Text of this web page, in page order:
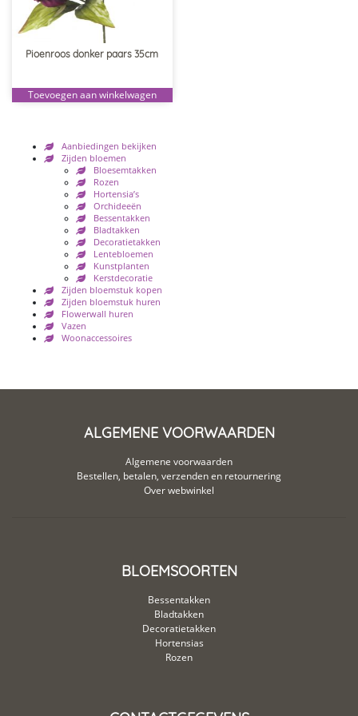
Aanbiedingen bekijken
Zijden bloemen
Bloesemtakken
Rozen
Hortensia’s
Orchideeën
Bessentakken
Bladtakken
Decoratietakken
Lentebloemen
Kunstplanten
Kerstdecoratie
Zijden bloemstuk kopen
Zijden bloemstuk huren
Flowerwall huren
Vazen
Woonaccessoires
Pioenroos donker paars 35cm
Toevoegen aan winkelwagen
ALGEMENE VOORWAARDEN
Algemene voorwaarden
Bestellen, betalen, verzenden en retournering
Over webwinkel
BLOEMSOORTEN
Bessentakken
Bladtakken
Decoratietakken
Hortensias
Rozen